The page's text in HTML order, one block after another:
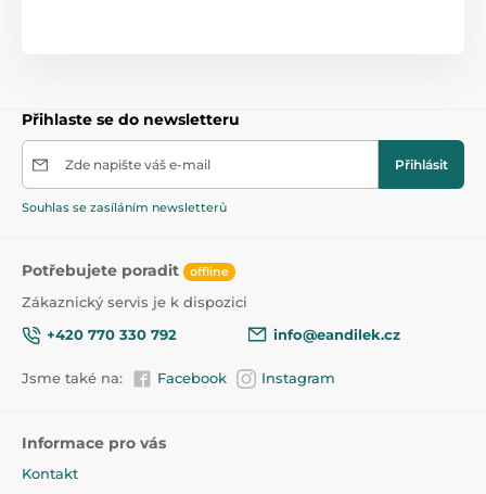
Přihlaste se do newsletteru
Zde napište váš e-mail Přihlásit
Souhlas se zasíláním newsletterů
Potřebujete poradit offline
Zákaznický servis je k dispozici
+420 770 330 792
info@eandilek.cz
Jsme také na: Facebook Instagram
Informace pro vás
Kontakt